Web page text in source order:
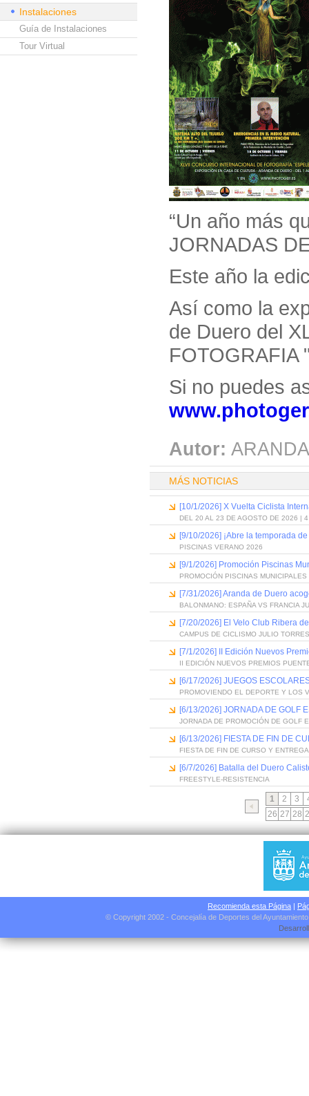
Instalaciones
Guía de Instalaciones
Tour Virtual
“Un año más
JORNADAS
Este año la
Así como la
de Duero del
FOTOGRAFIA
Si no puedes
Autor:
MÁS NOTICIAS
[10/1/2026] X Vuelta Ciclista
DEL 20 AL 23 DE AGOSTO DE 2026 | 4
[9/10/2026] ¡Abre la temporada
PISCINAS VERANO 2026
[9/1/2026] Promoción Piscinas
PROMOCIÓN PISCINAS
[7/31/2026] Aranda de Duero
BALONMANO: ESPAÑA VS FRANCIA
[7/20/2026] El Velo Club Ribera
CAMPUS DE CICLISMO JULIO
[7/1/2026] II Edición Nuevos
II EDICIÓN NUEVOS PREMIOS
[6/17/2026] JUEGOS
PROMOVIENDO EL DEPORTE Y LOS
[6/13/2026] JORNADA DE GOLF
JORNADA DE PROMOCIÓN DE GOLF
[6/13/2026] FIESTA DE FIN DE
FIESTA DE FIN DE CURSO Y
[6/7/2026] Batalla del Duero
FREESTYLE-RESISTENCIA
1 2 3
26 27 28
Recomienda esta Página |
© Copyright 2002 - Concejalía de Deportes del